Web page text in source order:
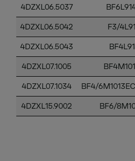
4DZXL06.5037
4DZXL06.5042 F3/
4DZXL06.5043
4DZXL07.1005
4DZXL07.1034 BF4/
4DZXL15.9002 BF6/